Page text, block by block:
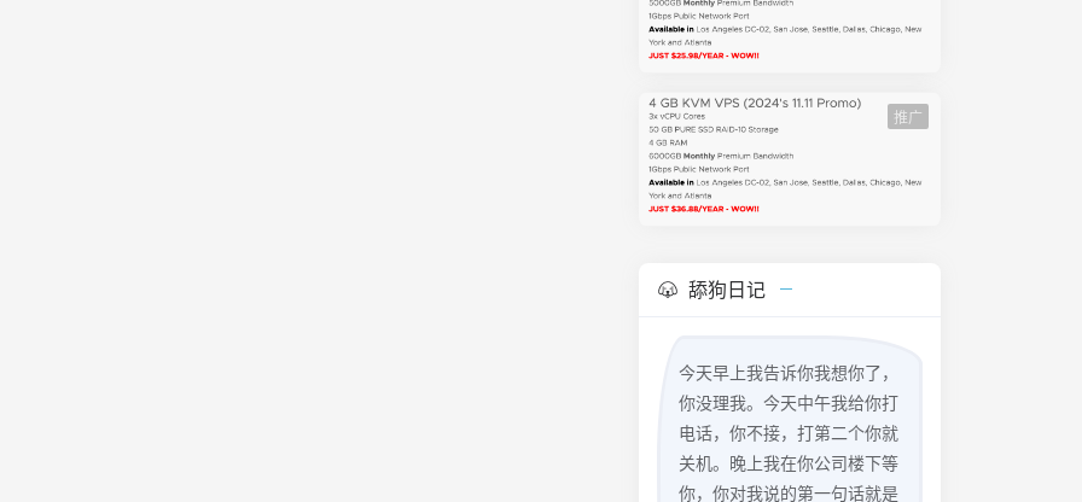
推广
舔狗日记
今天早上我告诉你我想你了，
你没理我。今天中午我给你打
电话，你不接，打第二个你就
关机。晚上我在你公司楼下等
你，你对我说的第一句话就是